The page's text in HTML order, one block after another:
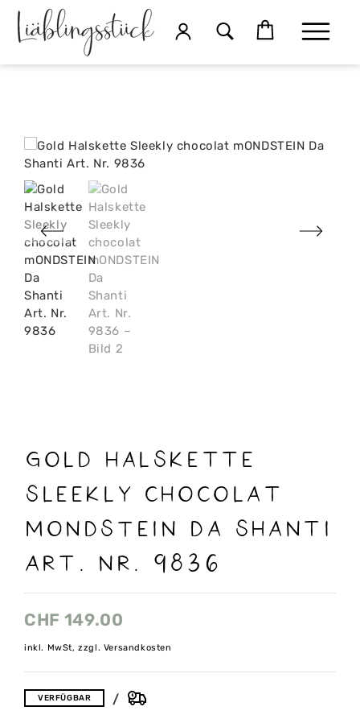
Gold Halskette
Sleekly chocolat
mONDSTEIN Da Shanti
Art. Nr. 9836
CHF 149.00
inkl. MwSt, zzgl. Versandkosten
VERFÜGBAR